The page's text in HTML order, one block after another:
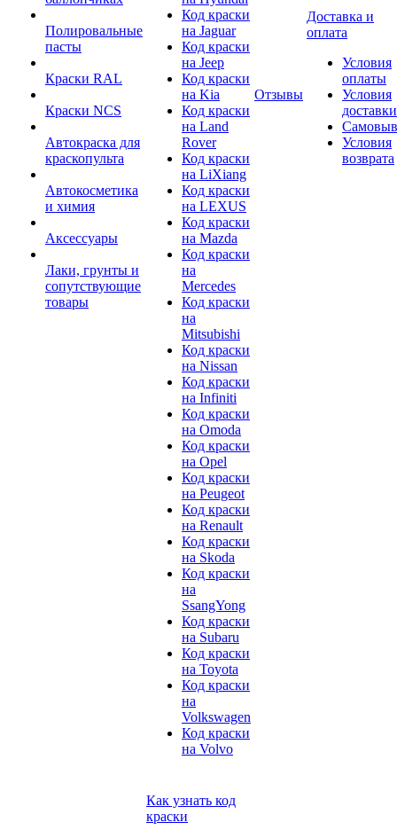
Полировальные
пасты
Краски RAL
Краски NCS
Автокраска для
краскопульта
Автокосметика
и химия
Аксессуары
Лаки, грунты и
сопутствующие
товары
Код краски
на Jaguar
Код краски
на Jeep
Код краски
на Kia
Код краски
на Land
Rover
Код краски
на LiXiang
Код краски
на LEXUS
Код краски
на Mazda
Код краски
на
Mercedes
Код краски
на
Mitsubishi
Код краски
на Nissan
Код краски
на Infiniti
Код краски
на Omoda
Код краски
на Opel
Код краски
на Peugeot
Код краски
на Renault
Код краски
на Skoda
Код краски
на
SsangYong
Код краски
на Subaru
Код краски
на Toyota
Код краски
на
Volkswagen
Код краски
на Volvo
Отзывы
Доставка и
оплата
Условия
оплаты
Условия
доставки
Условия
возврата
Как узнать код
краски